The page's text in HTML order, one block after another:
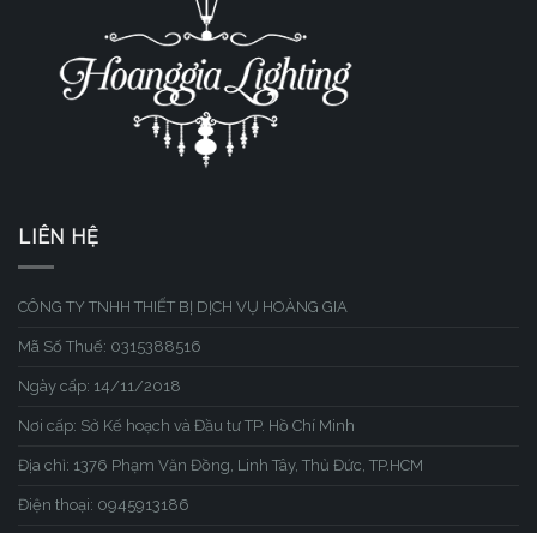
LIÊN HỆ
CÔNG TY TNHH THIẾT BỊ DỊCH VỤ HOÀNG GIA
Mã Số Thuế: 0315388516
Ngày cấp: 14/11/2018
Nơi cấp: Sở Kế hoạch và Đầu tư TP. Hồ Chí Minh
Địa chỉ: 1376 Phạm Văn Đồng, Linh Tây, Thủ Đức, TP.HCM
Điện thoại: 0945913186